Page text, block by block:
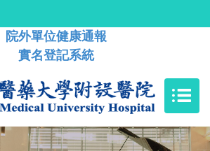
院外單位健康通報
實名登記系統